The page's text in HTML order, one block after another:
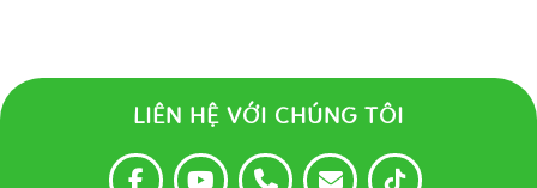
LIÊN HỆ VỚI CHÚNG TÔI